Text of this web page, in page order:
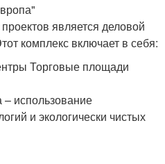
является деловой
комплекс включает в себя:
Торговые площади
– использование
и экологически чистых